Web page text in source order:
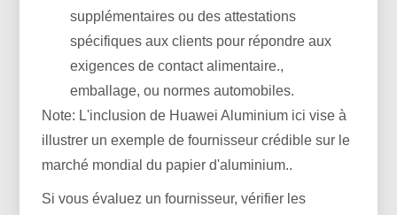
supplémentaires ou des attestations
spécifiques aux clients pour répondre aux
exigences de contact alimentaire.,
emballage, ou normes automobiles.
Note: L'inclusion de Huawei Aluminium ici vise à
illustrer un exemple de fournisseur crédible sur le
marché mondial du papier d'aluminium..
Si vous évaluez un fournisseur, vérifier les